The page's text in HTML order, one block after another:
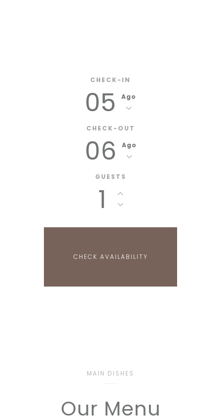
CHECK-IN
05 Ago
CHECK-OUT
06 Ago
GUESTS
1
MAIN DISHES
Our Menu